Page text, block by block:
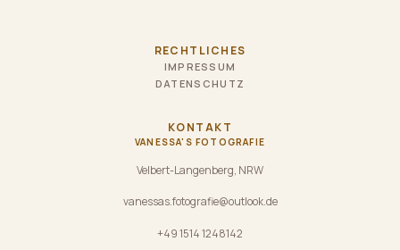
RECHTLICHES
IMPRESSUM
DATENSCHUTZ
KONTAKT
VANESSA'S FOTOGRAFIE
Velbert-Langenberg, NRW
vanessas.fotografie@outlook.de
+49 1514 1248142